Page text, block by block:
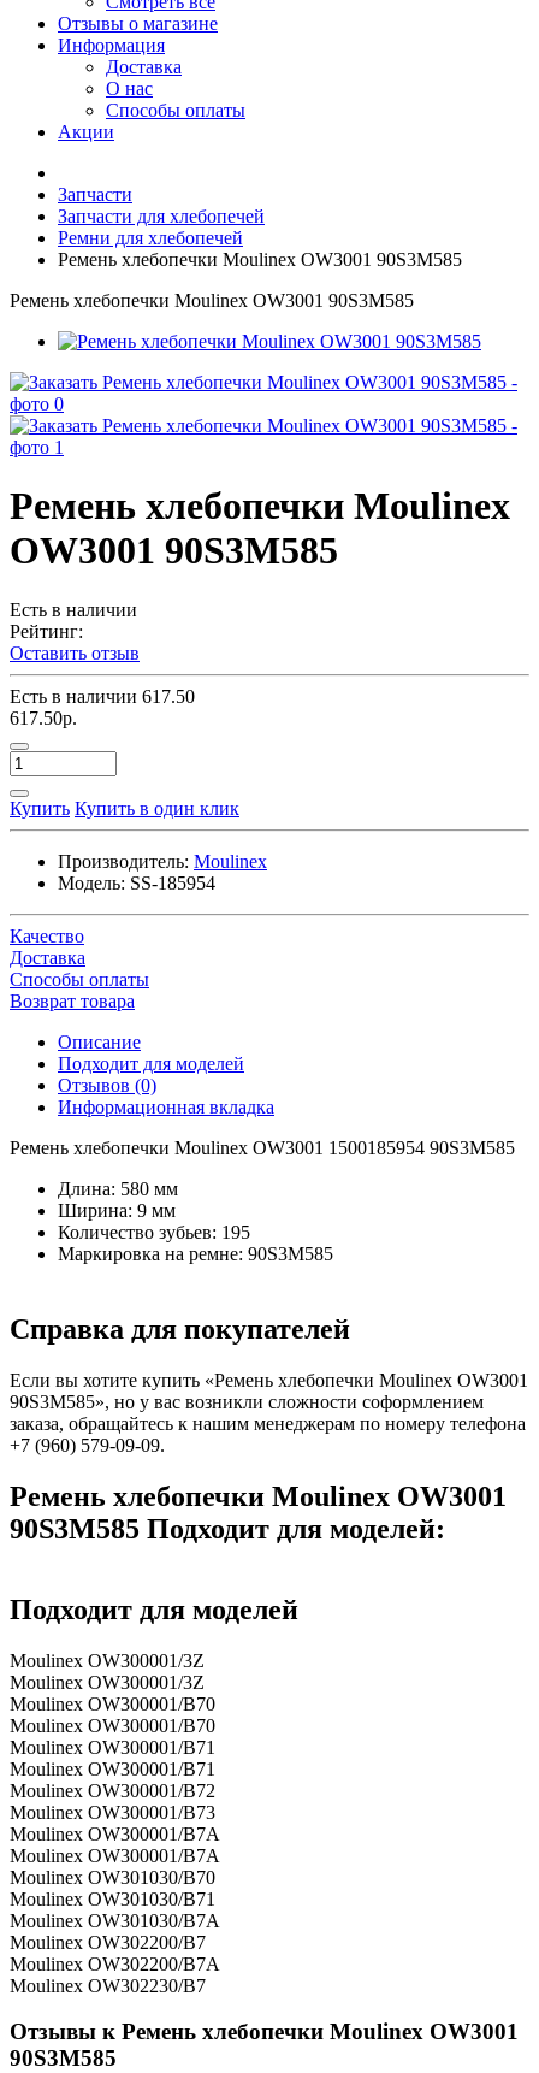
Отзывы о магазине
Информация
Доставка
О нас
Способы оплаты
Акции
Запчасти
Запчасти для хлебопечей
Ремни для хлебопечей
Ремень хлебопечки Moulinex OW3001 90S3M585
Ремень хлебопечки Moulinex OW3001 90S3M585
Ремень хлебопечки Moulinex
OW3001 90S3M585
Есть в наличии
Рейтинг:
Оставить отзыв
Есть в наличии 617.50
617.50р.
Купить Купить в один клик
Производитель: Moulinex
Модель: SS-185954
Качество
Доставка
Способы оплаты
Возврат товара
Описание
Подходит для моделей
Отзывов (0)
Информационная вкладка
Ремень хлебопечки Moulinex OW3001 1500185954 90S3M585
Длина: 580 мм
Ширина: 9 мм
Количество зубьев: 195
Маркировка на ремне: 90S3M585
Справка для покупателей
Если вы хотите купить «Ремень хлебопечки Moulinex OW3001
90S3M585», но у вас возникли сложности соформлением
заказа, обращайтесь к нашим менеджерам по номеру телефона
+7 (960) 579-09-09.
Ремень хлебопечки Moulinex OW3001
90S3M585 Подходит для моделей:
Подходит для моделей
Moulinex OW300001/3Z
Moulinex OW300001/3Z
Moulinex OW300001/B70
Moulinex OW300001/B70
Moulinex OW300001/B71
Moulinex OW300001/B71
Moulinex OW300001/B72
Moulinex OW300001/B73
Moulinex OW300001/B7A
Moulinex OW300001/B7A
Moulinex OW301030/B70
Moulinex OW301030/B71
Moulinex OW301030/B7A
Moulinex OW302200/B7
Moulinex OW302200/B7A
Moulinex OW302230/B7
Отзывы к Ремень хлебопечки Moulinex OW3001
90S3M585